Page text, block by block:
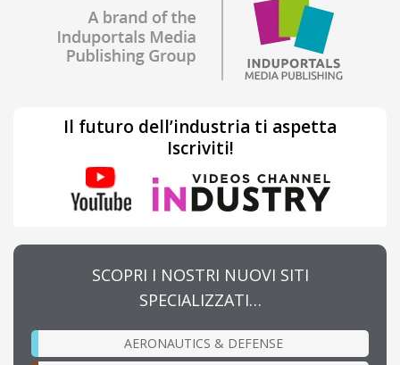
Il futuro dell’industria ti aspetta
Iscriviti!
SCOPRI I NOSTRI NUOVI SITI
SPECIALIZZATI…
AERONAUTICS & DEFENSE